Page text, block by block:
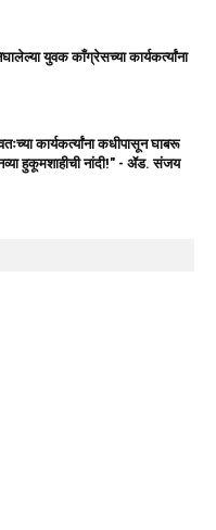
युवक काँग्रेसच्या कार्यकर्त्यांना
कार्यकर्त्यांना कधीपासून घाबरू
हुकूमशाहीची नांदी!" - ॲड. संजय